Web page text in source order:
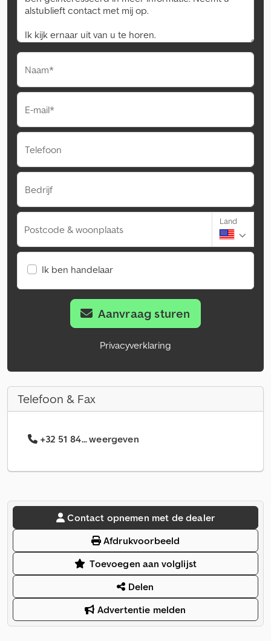
Naam*
E-mail*
Telefoon
Bedrijf
Postcode & woonplaats
Land
Ik ben handelaar
Aanvraag sturen
Privacyverklaring
Telefoon & Fax
+32 51 84... weergeven
Contact opnemen met de dealer
Afdrukvoorbeeld
Toevoegen aan volglijst
Delen
Advertentie melden